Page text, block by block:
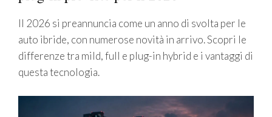
Il 2026 si preannuncia come un anno di svolta per le
auto ibride, con numerose novità in arrivo. Scopri le
differenze tra mild, full e plug-in hybrid e i vantaggi di
questa tecnologia.